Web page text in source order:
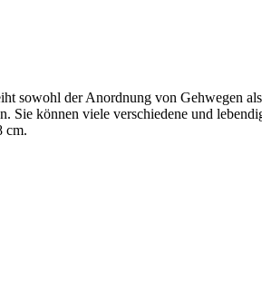
sowohl der Anordnung von Gehwegen
können viele verschiedene und
cm.